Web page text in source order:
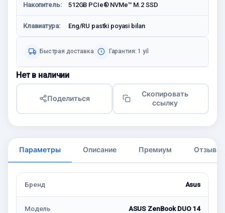
Накопитель: 512GB PCIe® NVMe™ M.2 SSD
Клавиатура: Eng/RU pastki poyasi bilan
Быстрая доставка Гарантия: 1 yil
Нет в наличии
Поделиться
Скопировать
ссылку
Параметры Описание Премиум Отзывы
Бренд Asus
Модель
ASUS ZenBook DUO 14